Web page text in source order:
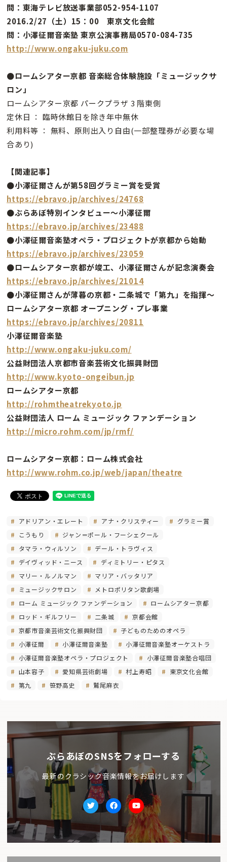
問：東海テレビ放送事業部052-954-1107
2016.2/27（土）15：00 東京文化会館
問：小澤征爾音楽塾 東京公演事務局0570-084-735
http://www.ongaku-juku.com
●ロームシアター京都 音楽総合体験施設「ミュージックサ
ロン」
ロームシアター京都 パークプラザ 3 階東側
定休日 ： 臨時休館日を除き年中無休
利用料等 ： 無料、原則出入り自由(一部整理券が必要な場
合あり)
【関連記事】
●小澤征爾さんが第58回グラミー賞を受賞
https://ebravo.jp/archives/24768
●ぶらあぼ特別インタビュー〜小澤征爾
https://ebravo.jp/archives/23488
●小澤征爾音楽塾オペラ・プロジェクトが京都から始動
https://ebravo.jp/archives/23059
●ロームシアター京都が竣工、小澤征爾さんが記念演奏会
https://ebravo.jp/archives/21014
●小澤征爾さんが薄暮の京都・二条城で「第九」を指揮〜
ロームシアター京都 オープニング・プレ事業
https://ebravo.jp/archives/20811
小澤征爾音楽塾
http://www.ongaku-juku.com/
公益財団法人京都市音楽芸術文化振興財団
http://www.kyoto-ongeibun.jp
ロームシアター京都
http://rohmtheatrekyoto.jp
公益財団法人 ローム ミュージック ファンデーション
http://micro.rohm.com/jp/rmf/
ロームシアター京都：ローム株式会社
http://www.rohm.co.jp/web/japan/theatre
アドリアン・エレート アナ・クリスティー
グラミー賞
こうもり
ジャン＝ポール・フーシェクール
タマラ・ウィルソン
デール・トラヴィス
デイヴィッド・ニース
ディミトリー・ピタス
マリー・ルノルマン
マリア・バッタリア
ミュージックサロン
メトロポリタン歌劇場
ローム ミュージック ファンデーション
ロームシアター京都
ロッド・ギルフリー
二条城
京都会館
京都市音楽芸術文化振興財団
子どものためのオペラ
小澤征爾
小澤征爾音楽塾
小澤征爾音楽塾オーケストラ
小澤征爾音楽塾オペラ・プロジェクト
小澤征爾音楽塾合唱団
山本容子
愛知県芸術劇場 村上寿昭
東京文化会館
第九
笹野高史 鷲尾麻衣
ぶらあぼのSNSをフォローする
最新のクラシック音楽情報をお届けします
TwitterfacebookYoutube